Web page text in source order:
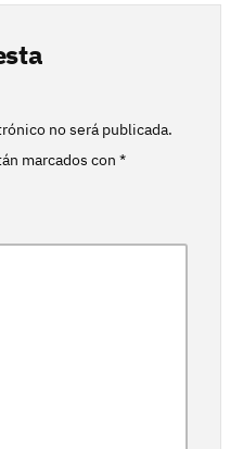
no será publicada.
marcados con *